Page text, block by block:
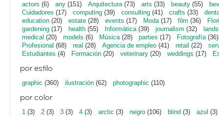
actors (6) any (151) Arquitectura(73) arts (33) beauty (55)
Cuidadores (17) computing (39) consulting (41) crafts (33)
education (20) estate (28) events (17) Moda(17) film (36)
gardening (17) health (55) Informática(39) journalism (32)
medical (20) models (6) Música(28) parties (17) Fotografía(36)
Profesional (68) real (28) Agencia de empleo (41) retail (22)
Estudiantes (4) Formación (20) veterinary (20) weddings (17)
por estilo
graphic (360) ilustración (62) photographic (110)
por color
1 (3) 2 (3) 3 (3) 4 (3) arctic (3) negro (106) blind (3) azul (3)